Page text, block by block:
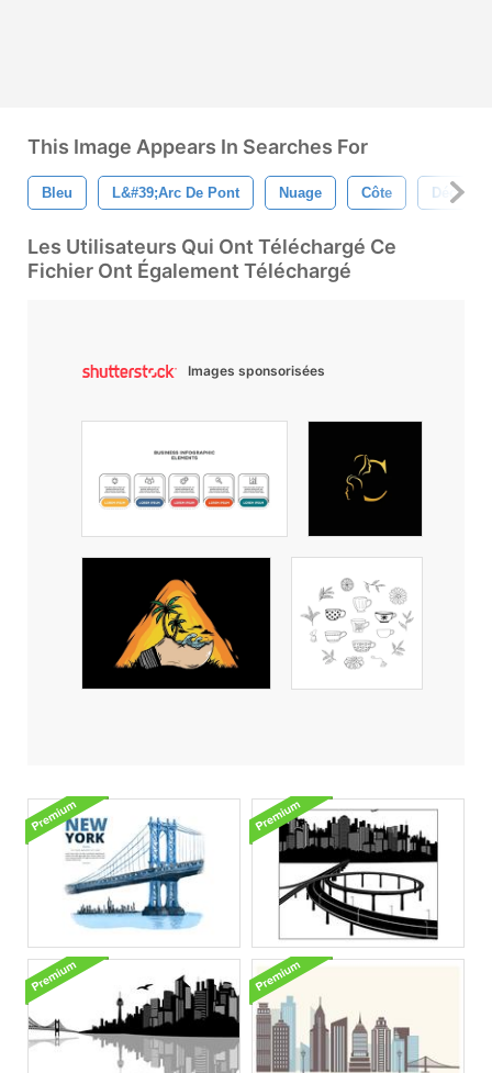
This Image Appears In Searches For
Bleu L&#39;arc De Pont Nuage Côte Décor
Les Utilisateurs Qui Ont Téléchargé Ce
Fichier Ont Également Téléchargé
Images sponsorisées